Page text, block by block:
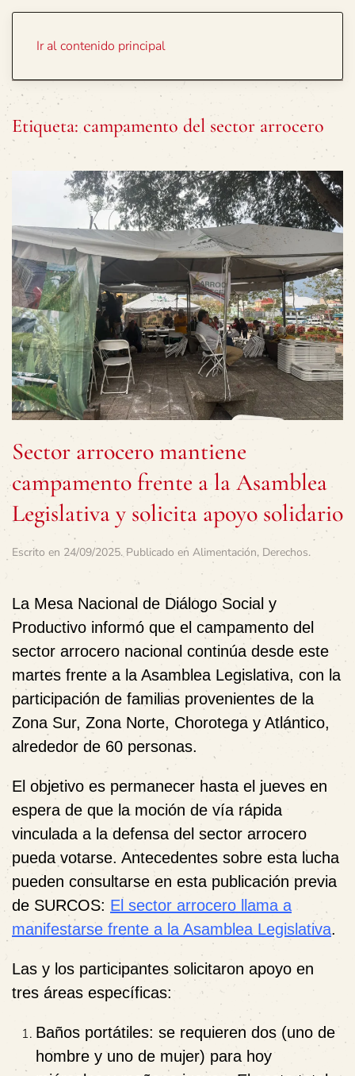
Ir al contenido principal
Etiqueta: campamento del sector arrocero
Sector arrocero mantiene
campamento frente a la Asamblea
Legislativa y solicita apoyo solidario
Escrito en 24/09/2025. Publicado en Alimentación, Derechos.
La Mesa Nacional de Diálogo Social y
Productivo informó que el campamento del
sector arrocero nacional continúa desde este
martes frente a la Asamblea Legislativa, con la
participación de familias provenientes de la
Zona Sur, Zona Norte, Chorotega y Atlántico,
alrededor de 60 personas.
El objetivo es permanecer hasta el jueves en
espera de que la moción de vía rápida
vinculada a la defensa del sector arrocero
pueda votarse. Antecedentes sobre esta lucha
pueden consultarse en esta publicación previa
de SURCOS: El sector arrocero llama a
manifestarse frente a la Asamblea Legislativa.
Las y los participantes solicitaron apoyo en
tres áreas específicas:
Baños portátiles: se requieren dos (uno de
hombre y uno de mujer) para hoy